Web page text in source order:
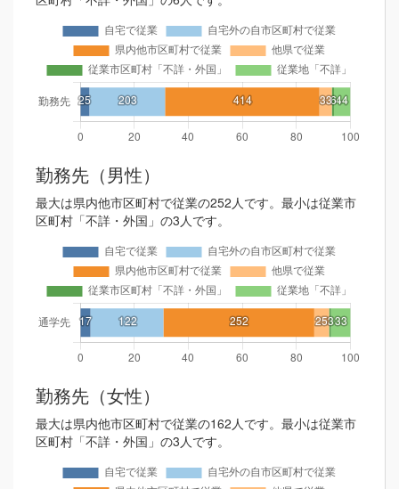
勤務先（男性）
最大は県内他市区町村で従業の252人です。最小は従業市
区町村「不詳・外国」の3人です。
勤務先（女性）
最大は県内他市区町村で従業の162人です。最小は従業市
区町村「不詳・外国」の3人です。